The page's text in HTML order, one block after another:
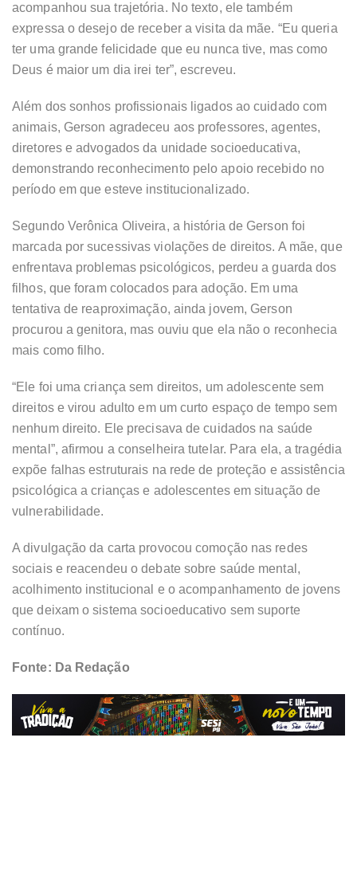
acompanhou sua trajetória. No texto, ele também
expressa o desejo de receber a visita da mãe. “Eu queria
ter uma grande felicidade que eu nunca tive, mas como
Deus é maior um dia irei ter”, escreveu.
Além dos sonhos profissionais ligados ao cuidado com
animais, Gerson agradeceu aos professores, agentes,
diretores e advogados da unidade socioeducativa,
demonstrando reconhecimento pelo apoio recebido no
período em que esteve institucionalizado.
Segundo Verônica Oliveira, a história de Gerson foi
marcada por sucessivas violações de direitos. A mãe, que
enfrentava problemas psicológicos, perdeu a guarda dos
filhos, que foram colocados para adoção. Em uma
tentativa de reaproximação, ainda jovem, Gerson
procurou a genitora, mas ouviu que ela não o reconhecia
mais como filho.
“Ele foi uma criança sem direitos, um adolescente sem
direitos e virou adulto em um curto espaço de tempo sem
nenhum direito. Ele precisava de cuidados na saúde
mental”, afirmou a conselheira tutelar. Para ela, a tragédia
expõe falhas estruturais na rede de proteção e assistência
psicológica a crianças e adolescentes em situação de
vulnerabilidade.
A divulgação da carta provocou comoção nas redes
sociais e reacendeu o debate sobre saúde mental,
acolhimento institucional e o acompanhamento de jovens
que deixam o sistema socioeducativo sem suporte
contínuo.
Fonte: Da Redação